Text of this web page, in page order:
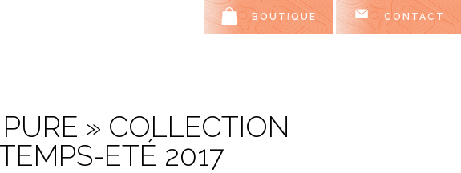
BOUTIQUE CONTACT
» COLLECTION
ETÉ 2017